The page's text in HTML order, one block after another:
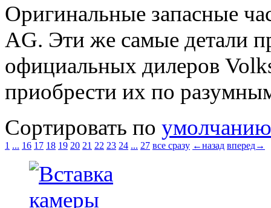
Оригинальные запасные
AG. Эти же самые детали
официальных дилеров
приобрести их по
Сортировать по умолчанию
1 ... 16 17 18 19 20 21 22 23 24 ... 27 все сразу ←назад вперед→